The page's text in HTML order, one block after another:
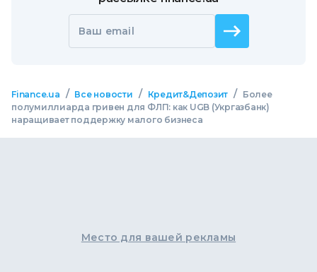
Ваш email
Finance.ua / Все новости / Кредит&Депозит /
Более
полумиллиарда гривен для ФЛП: как UGB (Укргазбанк)
наращивает поддержку малого бизнеса
Место для вашей рекламы